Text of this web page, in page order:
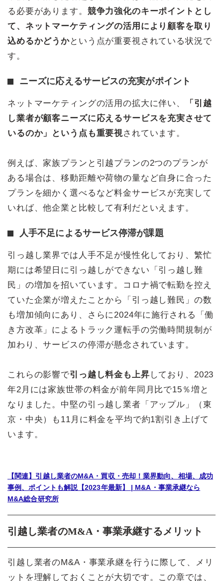
る必要があります。 競争力強化のキーポイントとし
て、ネットマーケティングの活用により顧客を取り
込めるかどうかという点が重要視されている状況で
す。
ニーズに応えるサービスの充実がポイント
ネットマーケティングの活用の拡大に伴い、
「引越
し業者が顧客ニーズに応えるサービスを充実させて
いるのか」という点も重要視されています。
例えば、家族プランと引越プランの2つのプランが
ある場合は、移動距離や荷物の量など自身に合った
プランを細かく選べるなど料金サービスが充実して
いれば、他企業と比較して有利だといえます。
人手不足によるサービス停滞が課題
引っ越し業界では人手不足が慢性化しており、繁忙
期には希望日に引っ越しができない「引っ越し難
民」の増加を招いています。コロナ禍で転勤を控え
ていた企業が増えたことから「引っ越し難民」の数
も増加傾向にあり、さらに2024年に施行される「働
き方改革」によるトラック運転手の労働時間規制が
加わり、サービスの停滞が懸念されています。
これらの影響で引っ越し料金も上昇 しており、2023
年2月には家族世帯の料金が前年同月比で15％増と
なりました。中堅の引っ越し業者「アップル」（東
京・中央）も11月に料金を平均で約1割引き上げて
います。
【関連】引越し業者のM&A・買収・売却！業界動向、相場、成功
事例、ポイントも解説【2023年最新】 | M&A・事業承継なら
M&A総合研究所
引越し業者のM&A・事業承継するメリット
引越し業者のM&A・事業承継を行うに際して、メリ
ットを理解しておくことが大切です。この章では、